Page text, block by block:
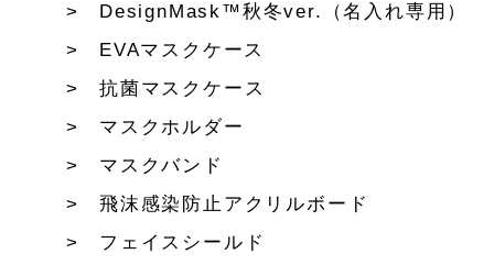
DesignMask™秋冬ver.（名入れ専用）
EVAマスクケース
抗菌マスクケース
マスクホルダー
マスクバンド
飛沫感染防止アクリルボード
フェイスシールド